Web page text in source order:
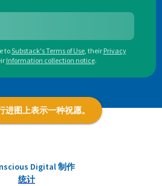
toSubstack's Terms of Use, their Privacy
Information collection notice.
进图上表示一种祝愿。
Digital 制作
统计